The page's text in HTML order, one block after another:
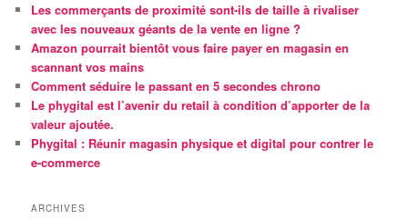
Les commerçants de proximité sont-ils de taille à rivaliser
avec les nouveaux géants de la vente en ligne ?
Amazon pourrait bientôt vous faire payer en magasin en
scannant vos mains
Comment séduire le passant en 5 secondes chrono
Le phygital est l’avenir du retail à condition d’apporter de la
valeur ajoutée.
Phygital : Réunir magasin physique et digital pour contrer le
e-commerce
ARCHIVES